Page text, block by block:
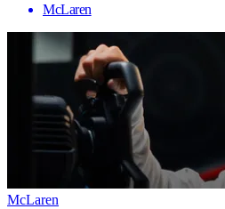
McLaren
McLaren